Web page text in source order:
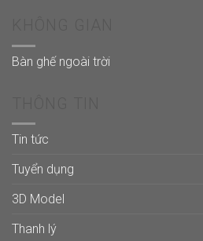
Bàn ghế ngoài trời
Tin tức
Tuyển dụng
3D Model
Thanh lý